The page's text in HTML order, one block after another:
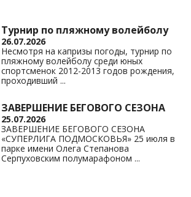
Турнир по пляжному волейболу
26.07.2026
Несмотря на капризы погоды, турнир по
пляжному волейболу среди юных
спортсменок 2012-2013 годов рождения,
проходивший ...
ЗАВЕРШЕНИЕ БЕГОВОГО СЕЗОНА
25.07.2026
ЗАВЕРШЕНИЕ БЕГОВОГО СЕЗОНА
«СУПЕРЛИГА ПОДМОСКОВЬЯ» 25 июля в
парке имени Олега Степанова
Серпуховским полумарафоном ...